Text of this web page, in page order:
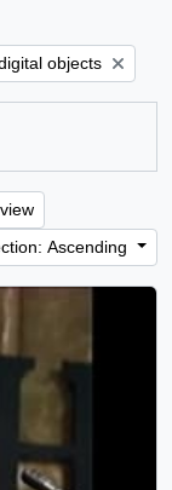
filter:objects
Ascending